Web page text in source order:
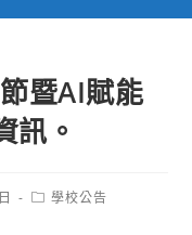
暨AI賦能
訊。
Post學校公告